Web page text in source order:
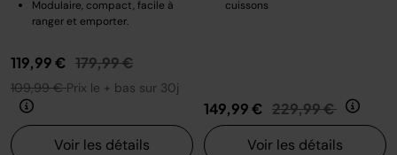
Modulaire, compact, facile à
ranger et emporter.
119,99 € Prix réduit de
179,99 €au
109,99 €Prix le + bas sur 30j
Voir les détails
cuissons
149,99 € Prix réduit de
229,99 € au
Voir les détails